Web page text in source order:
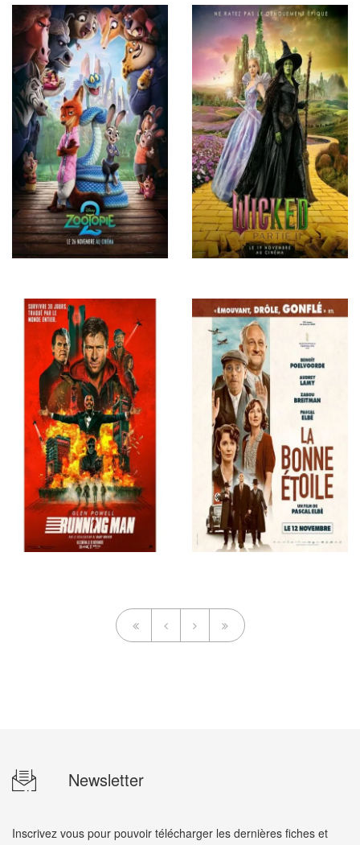
Newsletter
Inscrivez vous pour pouvoir télécharger les dernières fiches et